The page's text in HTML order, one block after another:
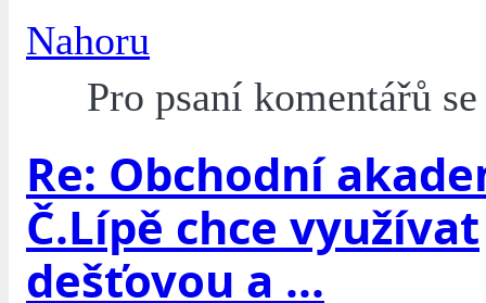
Nahoru
Pro psaní komentářů
Re: Obchodní
Č.Lípě chce využívat
dešťovou a ...